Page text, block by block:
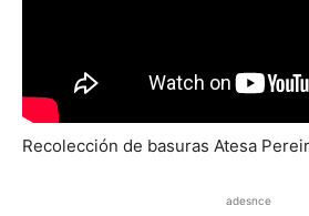
Recolección de basuras Atesa
adesnce